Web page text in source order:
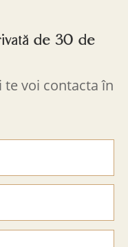
de 30 de
voi contacta în